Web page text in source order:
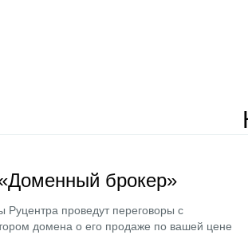
брокер»
Руцентра проведут переговоры с
домена о его продаже по вашей цене